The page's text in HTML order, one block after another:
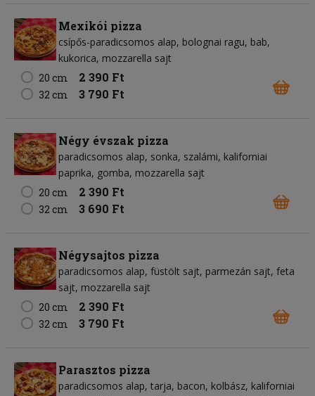
Mexikói pizza
csípős-paradicsomos alap bolognai ragu bab
kukorica mozzarella sajt
20 cm
2 390 Ft
32 cm 3 790 Ft
Négy évszak pizza
paradicsomos alap sonka szalámi kaliforniai
paprika gomba mozzarella sajt
20 cm
2 390 Ft
32 cm 3 690 Ft
Négysajtos pizza
paradicsomos alap füstölt sajt parmezán sajt feta
sajt mozzarella sajt
20 cm
2 390 Ft
32 cm 3 790 Ft
Parasztos pizza
paradicsomos alap tarja bacon kolbász kaliforniai